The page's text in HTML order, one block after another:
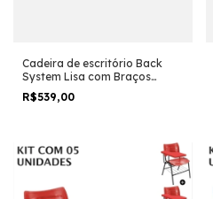
Cadeira de escritório Back
System Lisa com Braços
reguláveis Cor Preta
R$539,00